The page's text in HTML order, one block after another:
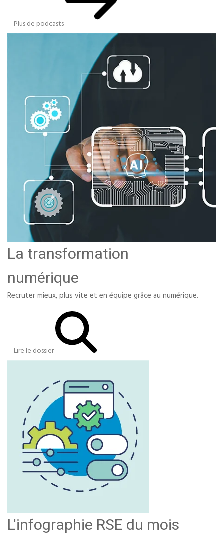
Plus de podcasts
La transformation
numérique
Recruter mieux, plus vite et en équipe grâce au numérique.
Lire le dossier
L'infographie RSE du mois